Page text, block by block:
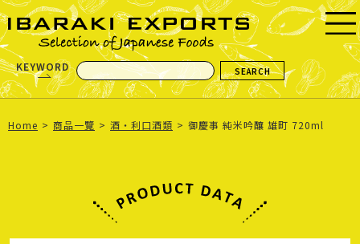
KEYWORD
Home 商品一覽 酒・利口酒類 御慶事 純米吟釀 雄町 720ml